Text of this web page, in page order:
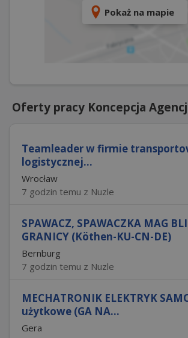
Pokaż na mapie
Oferty pracy Koncepcja
Teamleader w firmie
logistycznej...
Wrocław
7 godzin temu z Nuzle
SPAWACZ, SPAWACZKA MAG
GRANICY (Köthen-KU-CN-DE)
Bernburg
7 godzin temu z Nuzle
MECHATRONIK ELEKTRYK
użytkowe (GA NA...
Gera